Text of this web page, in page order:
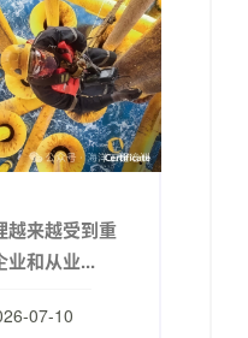
越来越受到重
业和从业...
07-10